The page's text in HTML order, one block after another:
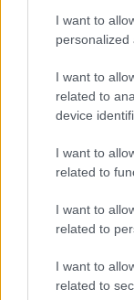
I want to
personalized
I want to
related to
device
I want to
related to
I want to
related to
I want to
related to
«Ο πόνος του
και δεν τον
χρειάζεται
είναι άλλο
τη δημόσια
χαμηλός. Οι
έχουμε
Όπως έχει
ο
επαφής με